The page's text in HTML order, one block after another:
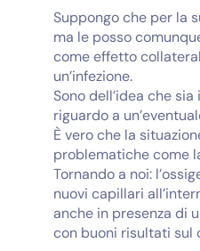
Suppongo che per la
ma le posso
come effetto
un’infezione.
Sono dell’idea che
riguardo a
È vero che la
problematiche come
Tornando a noi:
nuovi capillari
anche in presenza di
con buoni risultati sul